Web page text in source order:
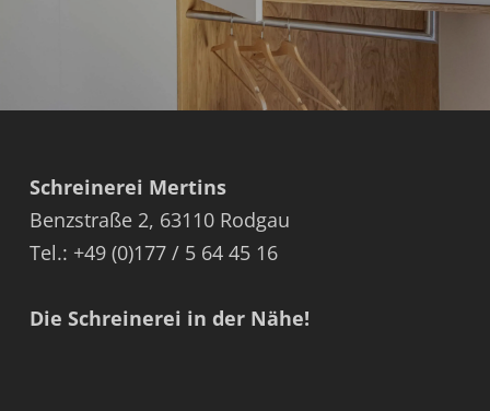
Schreinerei Mertins
Benzstraße 2, 63110 Rodgau
Tel.: +49 (0)177 / 5 64 45 16
Die Schreinerei in der Nähe!